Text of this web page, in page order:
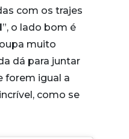
com os trajes
”, o lado bom é
muito
dá para juntar
forem igual a
como se